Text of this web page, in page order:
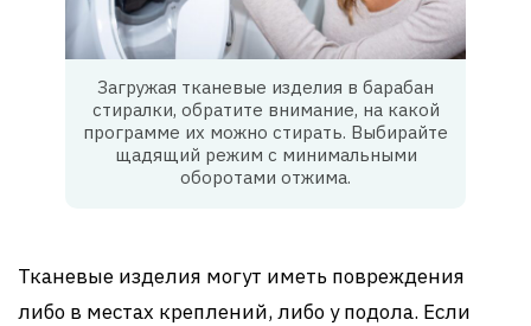
Загружая тканевые изделия в барабан
стиралки, обратите внимание, на какой
программе их можно стирать. Выбирайте
щадящий режим с минимальными
оборотами отжима.
Тканевые изделия могут иметь повреждения
либо в местах креплений, либо у подола. Если